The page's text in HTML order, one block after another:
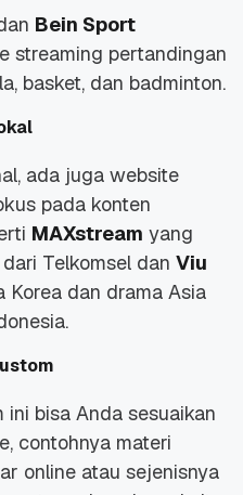
Bein Sport
streaming pertandingan
basket, dan badminton.
ada juga website
pada konten
MAXstream yang
Telkomsel dan Viu
Korea dan drama Asia
bisa Anda sesuaikan
contohnya materi
online atau sejenisnya